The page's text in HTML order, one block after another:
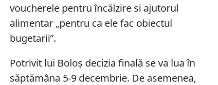
voucherele pentru încălzire si ajutorul
alimentar „pentru ca ele fac obiectul
bugetarii”.
Potrivit lui Boloș decizia finală se va lua în
săptămâna 5-9 decembrie. De asemenea,